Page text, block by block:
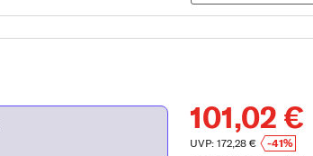
101,02 €
UVP: 172,28 €
-41%